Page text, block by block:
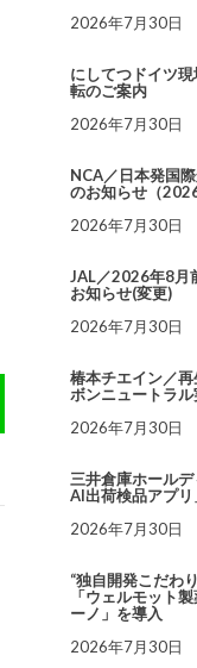
2026年7月30日
にしてつドイツ
転のご案内
2026年7月30日
NCA／日本発国
のお知らせ（
2026年7月30日
JAL／2026年8月
お知らせ(変更)
2026年7月30日
椿本チエイン／
ボンニュートラ
2026年7月30日
三井倉庫ホール
AI出荷検品アプ
2026年7月30日
“独自開発こだわ
「ウェルモット
ーノ」を導入
2026年7月30日